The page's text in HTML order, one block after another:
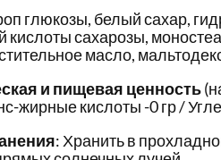
глюкозы, белый сахар,
кислоты сахарозы,
масло,
и пищевая ценность
жирные кислоты -0 гр /
: Хранить в